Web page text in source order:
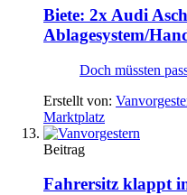
Biete: 2x Audi
Ablagesystem/
Doch müssten
Erstellt von:
Marktplatz
Beitrag
Fahrersitz klappt